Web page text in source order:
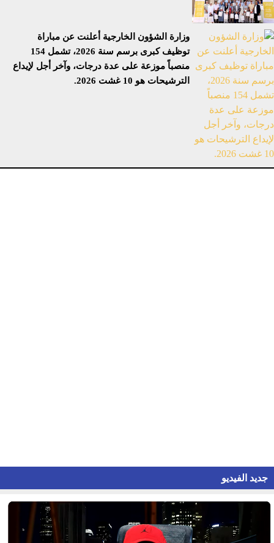
وزارة الشؤون الخارجية أعلنت عن مباراة
توظيف كبرى برسم سنة 2026، تشمل 154
منصباً موزعة على عدة درجات، وآخر أجل لإيداع
الترشيحات هو 10 غشت 2026.
جديد الفيديو